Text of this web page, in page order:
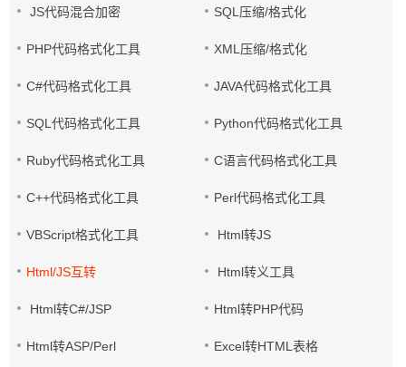
JS代码混合加密 SQL压缩/格式化
PHP代码格式化工具 XML压缩/格式化
C#代码格式化工具 JAVA代码格式化工具
SQL代码格式化工具 Python代码格式化工具
Ruby代码格式化工具 C语言代码格式化工具
C++代码格式化工具 Perl代码格式化工具
VBScript格式化工具 Html转JS
Html/JS互转 Html转义工具
Html转C#/JSP Html转PHP代码
Html转ASP/Perl Excel转HTML表格